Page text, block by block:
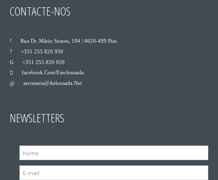
CONTACTE-NOS
Rua Dr. Mário Soares, 194 | 4620-499 Pias
+351 255 820 950
+351 255 820 959
Facebook.com/eseclousada
Secretaria@aelousada.net
NEWSLETTERS